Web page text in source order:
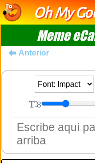
Oh My
Meme
Anterior
8